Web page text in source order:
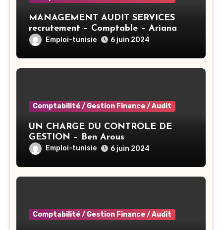
MANAGEMENT AUDIT SERVICES
recrutement – Comptable – Ariana
Emploi-tunisie 6 juin 2024
Comptabilité / Gestion Finance / Audit
UN CHARGE DU CONTRÔLE DE
GESTION – Ben Arous
Emploi-tunisie 6 juin 2024
Comptabilité / Gestion Finance / Audit